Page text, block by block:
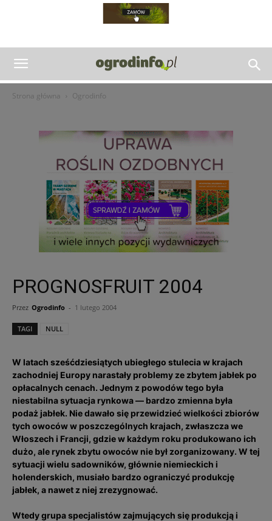
Strona główna Ogrodinfo
PROGNOSFRUIT 2004
Przez Ogrodinfo - 1 lutego 2004
TAGI NULL
W latach sześćdziesiątych ubiegłego stulecia w krajach
zachodniej Europy narastały problemy ze zbytem jabłek po
opłacalnych cenach. Jednym z powodów tego była
niestabilna sytuacja rynkowa — bardzo zmienna była
podaż jabłek. Nie dawało się przewidzieć wielkości zbiorów
tych owoców w poszczególnych krajach, zwłaszcza we
Włoszech i Francji, gdzie w każdym roku produkowano ich
dużo, ale rynek zbytu owoców nie był zorganizowany. W tej
sytuacji wielu sadowników, głównie niemieckich i
holenderskich, musiało bardzo ograniczyć produkcję
jabłek, a nawet z niej zrezygnować.
Wtedy grupa specjalistów zajmujących się produkcją i